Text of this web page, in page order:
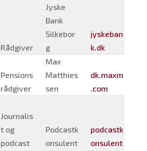
Rådgiver
Jyske
Bank
Silkebor
g
jyskeban
k.dk
Pensions
rådgiver
Max
Matthies
sen
dk.maxm
.com
Journalis
t og
podcast
Podcastk
onsulent
podcastk
onsulent